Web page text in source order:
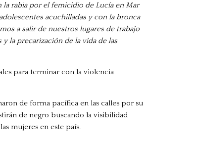
la rabia por el femicidio de Lucía en Mar
acuchilladas y con la bronca
a salir de nuestros lugares de trabajo
la precarización de la vida de las
para terminar con la violencia
de forma pacífica en las calles por su
de negro buscando la visibilidad
mujeres en este país.